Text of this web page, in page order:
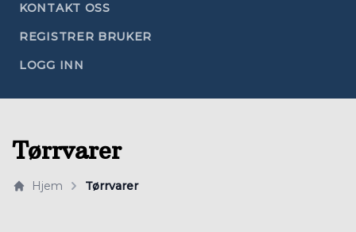
KONTAKT OSS
REGISTRER BRUKER
LOGG INN
Tørrvarer
Hjem Tørrvarer